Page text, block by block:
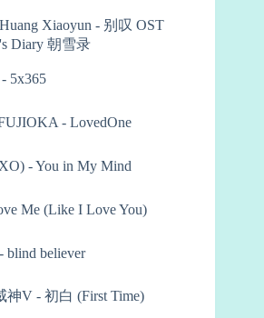
Xiaoyun - 别叹 OST
Diary 朝雪录
5x365
- LovedOne
- You in My Mind
Me (Like I Love You)
blind believer
神V - 初白 (First Time)